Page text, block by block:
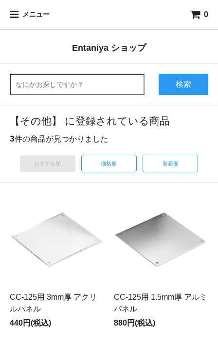
メニュー 0
Entaniya ショップ
検索
【その他】 に登録されている商品
3件の商品が見つかりました
おすすめ順 価格順 新着順
CC-125用 3mm厚 アクリ
ルパネル
440円(税込)
CC-125用 1.5mm厚 アルミ
パネル
880円(税込)